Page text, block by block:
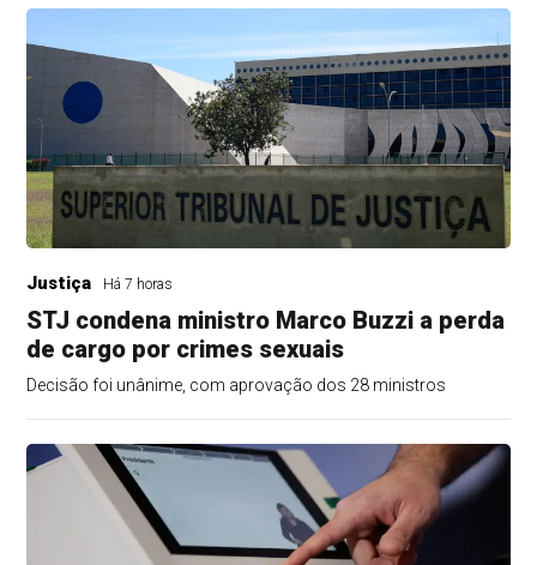
Justiça Há 7 horas
STJ condena ministro Marco Buzzi a perda
de cargo por crimes sexuais
Decisão foi unânime, com aprovação dos 28 ministros